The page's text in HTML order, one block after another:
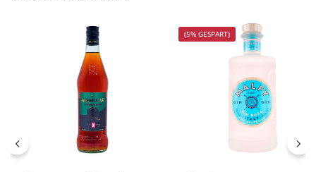
(5% GESPART)